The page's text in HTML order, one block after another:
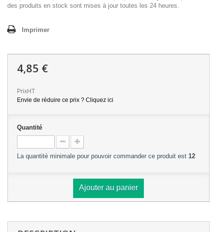
des produits en stock sont mises à jour toutes les 24 heures.
Imprimer
4,85 €
PrixHT
Envie de réduire ce prix ? Cliquez ici
Quantité
La quantité minimale pour pouvoir commander ce produit est 12
Ajouter au panier